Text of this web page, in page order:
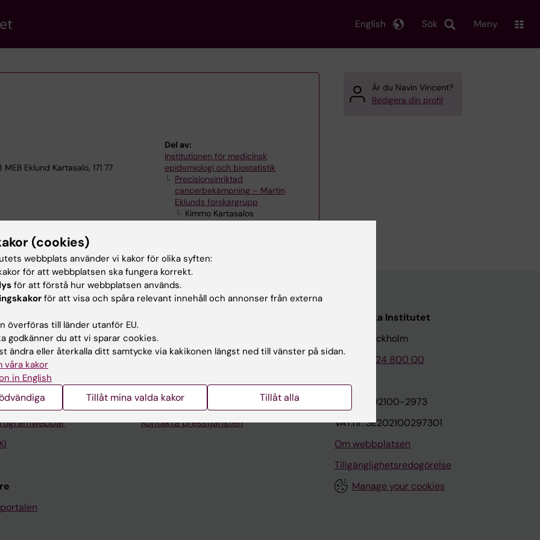
Sök
English Meny
Eklund Kartasalo, 171 77
Del av:
Institutionen för medicinsk
epidemiologi och biostatistik
Precisionsinriktad
cancerbekämpning – Martin
Eklunds forskargrupp
Kimmo Kartasalos
Är du Navin Vincent?
Redigera din profil
Universitetsbiblioteket
Stöd forskning och utbildning
Karolinska Institutet Innovation
Kontakta presstjänsten
Karolinska Institutet
171 77 Stockholm
Tel: 08-524 800 00
Org.nr: 202100-2973
VAT.nr: SE202100297301
Om webbplatsen
Tillgänglighetsredogörelse
Manage your cookies
(cookies)
webbplats använder vi kakor för olika syften:
för att webbplatsen ska fungera korrekt.
för att förstå hur webbplatsen används.
för att visa och spåra relevant innehåll och annonser från externa
överföras till länder utanför EU.
godkänner du att vi sparar cookies.
ändra eller återkalla ditt samtycke via kakikonen längst ned till vänster på sidan.
våra kakor
in English
Tillåt mina valda kakor Tillåt alla